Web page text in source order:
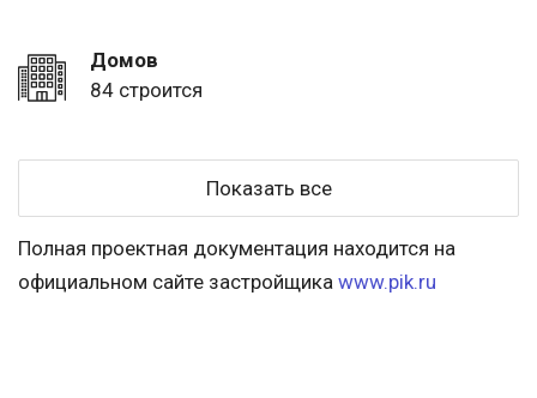
Домов
84 строится
Показать все
Полная проектная документация находится на
официальном сайте застройщика www.pik.ru